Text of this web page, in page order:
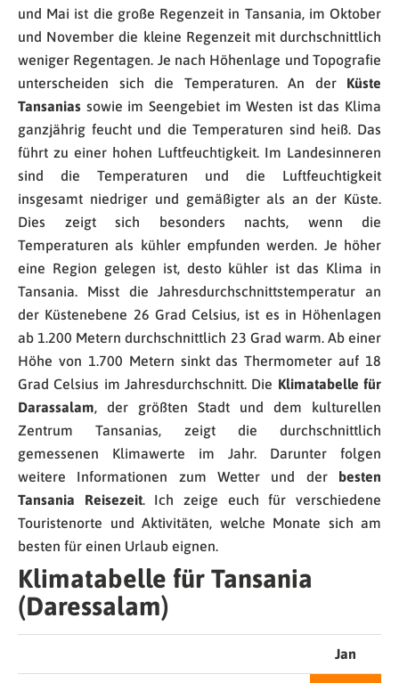
und Mai ist die große Regenzeit in Tansania, im Oktober
und November die kleine Regenzeit mit durchschnittlich
weniger Regentagen. Je nach Höhenlage und Topografie
unterscheiden sich die Temperaturen. An der Küste
Tansanias sowie im Seengebiet im Westen ist das Klima
ganzjährig feucht und die Temperaturen sind heiß. Das
führt zu einer hohen Luftfeuchtigkeit. Im Landesinneren
sind die Temperaturen und die Luftfeuchtigkeit
insgesamt niedriger und gemäßigter als an der Küste.
Dies zeigt sich besonders nachts, wenn die
Temperaturen als kühler empfunden werden. Je höher
eine Region gelegen ist, desto kühler ist das Klima in
Tansania. Misst die Jahresdurchschnittstemperatur an
der Küstenebene 26 Grad Celsius, ist es in Höhenlagen
ab 1.200 Metern durchschnittlich 23 Grad warm. Ab einer
Höhe von 1.700 Metern sinkt das Thermometer auf 18
Grad Celsius im Jahresdurchschnitt. Die Klimatabelle für
Darassalam, der größten Stadt und dem kulturellen
Zentrum Tansanias, zeigt die durchschnittlich
gemessenen Klimawerte im Jahr. Darunter folgen
weitere Informationen zum Wetter und der
besten
Tansania Reisezeit. Ich zeige euch für verschiedene
Touristenorte und Aktivitäten, welche Monate sich am
besten für einen Urlaub eignen.
Klimatabelle für Tansania
(Daressalam)
Jan